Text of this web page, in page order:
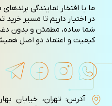
ما با افتخار نمایندگی
در اختیار داریم تا مسیر
شما ساده، مطمئن و بدون
کیفیت و اعتماد دو اصل
آدرس: تهران، خیابان